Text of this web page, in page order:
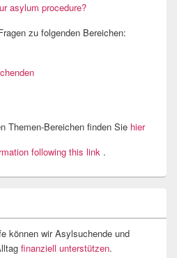
asylum procedure?
zu folgenden Bereichen:
Themen-Bereichen finden Sie hier
following this link .
können wir Asylsuchende und
finanziell unterstützen.